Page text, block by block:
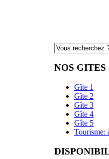
NOS
Gîte 1
Gîte 2
Gîte 3
Gîte 4
Gîte 5
Tourisme: